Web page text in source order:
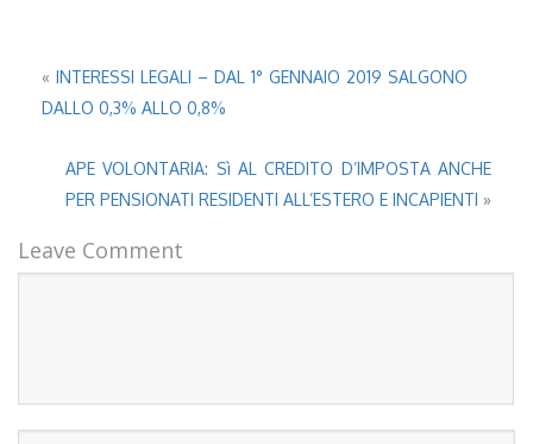
« INTERESSI LEGALI – DAL 1° GENNAIO 2019 SALGONO
DALLO 0,3% ALLO 0,8%
APE VOLONTARIA: Sì AL CREDITO D’IMPOSTA ANCHE
PER PENSIONATI RESIDENTI ALL’ESTERO E INCAPIENTI »
Leave Comment